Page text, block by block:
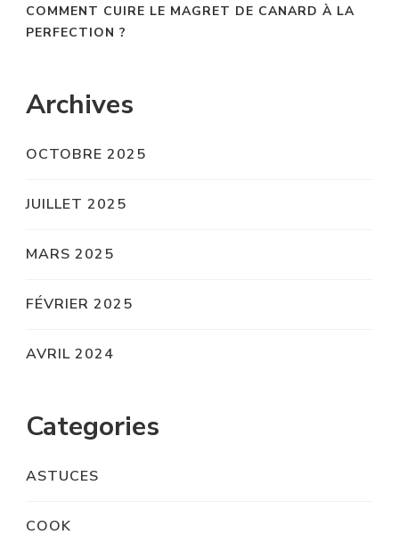
COMMENT CUIRE LE MAGRET DE CANARD À LA
PERFECTION ?
Archives
OCTOBRE 2025
JUILLET 2025
MARS 2025
FÉVRIER 2025
AVRIL 2024
Categories
ASTUCES
COOK